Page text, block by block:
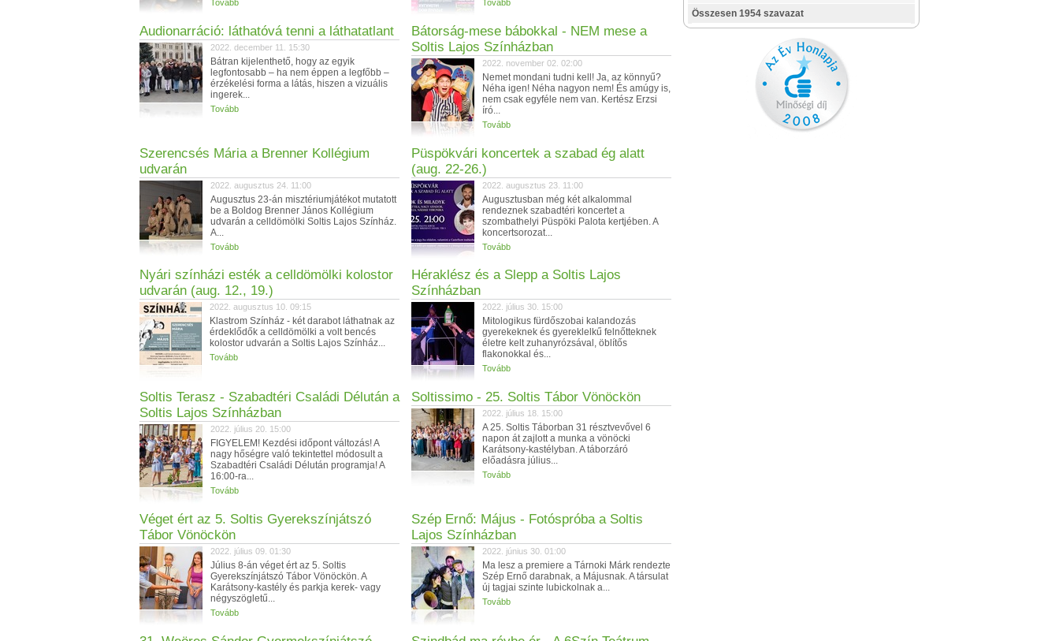
Tovább Tovább
Audionarráció: láthatóvá tenni a láthatatlant
2022. december 11. 15:30
Bátran kijelenthető, hogy az egyik
legfontosabb – ha nem éppen a legfőbb –
érzékelési forma a látás, hiszen a vizuális
ingerek...
Tovább
Bátorság-mese bábokkal - NEM mese a
Soltis Lajos Színházban
2022. november 02. 02:00
Nemet mondani tudni kell! Ja, az könnyű?
Néha igen! Néha nagyon nem! És amúgy is,
nem csak egyféle nem van. Kertész Erzsi
író...
Tovább
Szerencsés Mária a Brenner Kollégium
udvarán
2022. augusztus 24. 11:00
Augusztus 23-án misztériumjátékot mutatott
be a Boldog Brenner János Kollégium
udvarán a celldömölki Soltis Lajos Színház.
A...
Tovább
Püspökvári koncertek a szabad ég alatt
(aug. 22-26.)
2022. augusztus 23. 11:00
Augusztusban még két alkalommal
rendeznek szabadtéri koncertet a
szombathelyi Püspöki Palota kertjében. A
koncertsorozat...
Tovább
Nyári színházi esték a celldömölki kolostor
udvarán (aug. 12., 19.)
2022. augusztus 10. 09:15
Klastrom Színház - két darabot láthatnak az
érdeklődők a celldömölki a volt bencés
kolostor udvarán a Soltis Lajos Színház...
Tovább
Héraklész és a Slepp a Soltis Lajos
Színházban
2022. július 30. 15:00
Mitologikus fürdőszobai kalandozás
gyerekeknek és gyereklelkű felnőtteknek
életre kelt zuhanyrózsával, öblítős
flakonokkal és...
Tovább
Soltis Terasz - Szabadtéri Családi Délután a
Soltis Lajos Színházban
2022. július 20. 15:00
FIGYELEM! Kezdési időpont változás! A
nagy hőségre való tekintettel módosult a
Szabadtéri Családi Délután programja! A
16:00-ra...
Tovább
Soltissimo - 25. Soltis Tábor Vönöckön
2022. július 18. 15:00
A 25. Soltis Táborban 31 résztvevővel 6
napon át zajlott a munka a vönöcki
Karátsony-kastélyban. A táborzáró
előadásra július...
Tovább
Véget ért az 5. Soltis Gyerekszínjátszó
Tábor Vönöckön
2022. július 09. 01:30
Július 8-án véget ért az 5. Soltis
Gyerekszínjátszó Tábor Vönöckön. A
Karátsony-kastély és parkja kerek- vagy
négyszögletű...
Tovább
Szép Ernő: Május - Fotóspróba a Soltis
Lajos Színházban
2022. június 30. 01:00
Ma lesz a premiere a Tárnoki Márk rendezte
Szép Ernő darabnak, a Májusnak. A társulat
új tagjai szinte lubickolnak a...
Tovább
Összesen 1954 szavazat